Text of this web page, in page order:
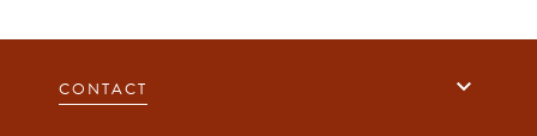
CONTACT 